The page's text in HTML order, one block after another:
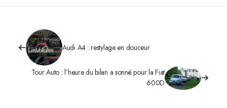
Audi A4 : restylage en douceur
Tour Auto : l’heure du bilan a sonné pour la Fiat
600D